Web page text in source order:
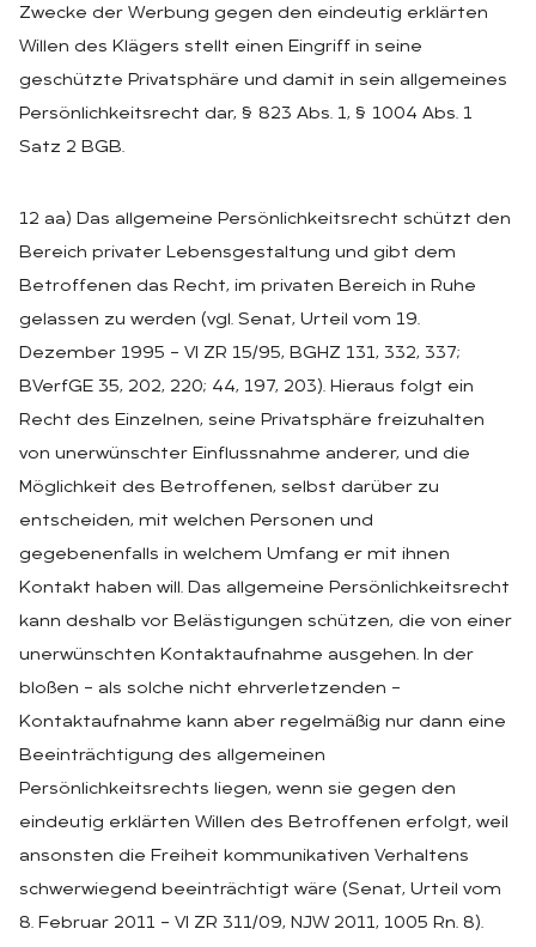
Zwecke der Werbung gegen den eindeutig erklärten
Willen des Klägers stellt einen Eingriff in seine
geschützte Privatsphäre und damit in sein allgemeines
Persönlichkeitsrecht dar, § 823 Abs. 1, § 1004 Abs. 1
Satz 2 BGB.
12 aa) Das allgemeine Persönlichkeitsrecht schützt den
Bereich privater Lebensgestaltung und gibt dem
Betroffenen das Recht, im privaten Bereich in Ruhe
gelassen zu werden (vgl. Senat, Urteil vom 19.
Dezember 1995 – VI ZR 15/95, BGHZ 131, 332, 337;
BVerfGE 35, 202, 220; 44, 197, 203). Hieraus folgt ein
Recht des Einzelnen, seine Privatsphäre freizuhalten
von unerwünschter Einflussnahme anderer, und die
Möglichkeit des Betroffenen, selbst darüber zu
entscheiden, mit welchen Personen und
gegebenenfalls in welchem Umfang er mit ihnen
Kontakt haben will. Das allgemeine Persönlichkeitsrecht
kann deshalb vor Belästigungen schützen, die von einer
unerwünschten Kontaktaufnahme ausgehen. In der
bloßen – als solche nicht ehrverletzenden –
Kontaktaufnahme kann aber regelmäßig nur dann eine
Beeinträchtigung des allgemeinen
Persönlichkeitsrechts liegen, wenn sie gegen den
eindeutig erklärten Willen des Betroffenen erfolgt, weil
ansonsten die Freiheit kommunikativen Verhaltens
schwerwiegend beeinträchtigt wäre (Senat, Urteil vom
8. Februar 2011 – VI ZR 311/09, NJW 2011, 1005 Rn. 8).